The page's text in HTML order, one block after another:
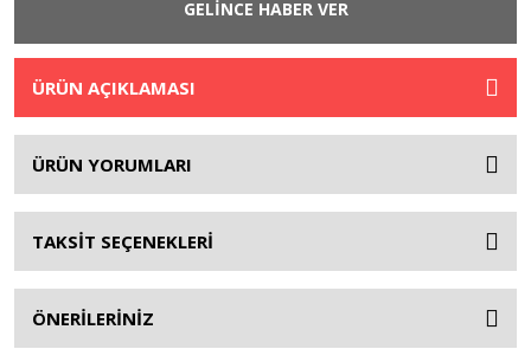
GELİNCE HABER VER
ÜRÜN AÇIKLAMASI
ÜRÜN YORUMLARI
TAKSİT SEÇENEKLERİ
ÖNERİLERİNİZ